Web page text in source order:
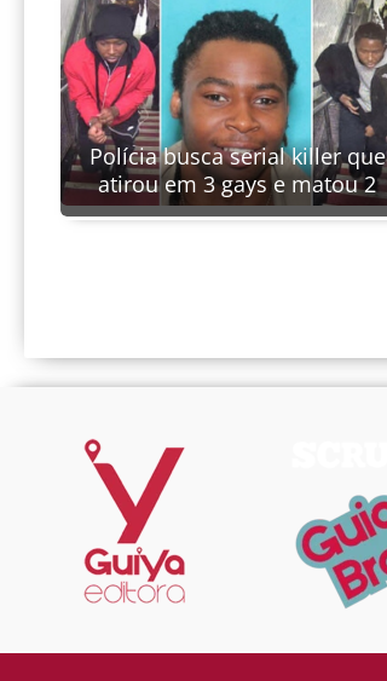
Polícia busca serial killer que
atirou em 3 gays e matou 2